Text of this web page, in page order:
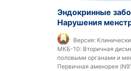
Эндокринные
Нарушения
Версия:
МКБ-10: Вторичная
половыми органами и
Первичная аменорея